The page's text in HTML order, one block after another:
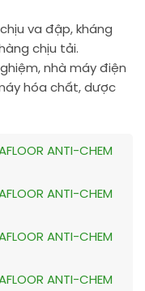
va đập, kháng
chịu tải.
nhà máy điện
hóa chất, dược
ANTI-CHEM
ANTI-CHEM
ANTI-CHEM
ANTI-CHEM